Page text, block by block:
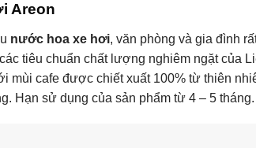
Areon
nước hoa xe hơi, văn phòng và gia đình
tiêu chuẩn chất lượng nghiêm ngặt của
mùi cafe được chiết xuất 100% từ thiên
Hạn sử dụng của sản phẩm từ 4 – 5 tháng.